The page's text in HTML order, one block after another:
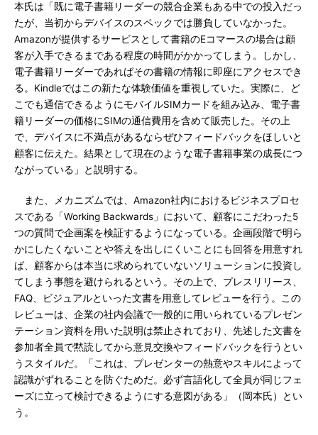
本氏は「既に電子書籍リーダーの競合企業もある中での投入だっ
たが、当初からデバイスのスペックでは勝負していなかった。
Amazonが提供するサービスとして書籍のEコマースの場合は顧
客が入手できるまである程度の時間がかかってしまう。しかし、
電子書籍リーダーであればその書籍の情報に即座にアクセスでき
る。Kindleではこの新たな体験価値を重視していた。実際に、ど
こでも通信できるようにモバイルSIMカードを組み込み、電子書
籍リーダーの価格にSIMの通信費用を含めて販売した。その上
で、デバイスに不満点があるならぜひフィードバックをほしいと
顧客に伝えた。結果として現在のような電子書籍事業の成長につ
ながっている」と説明する。
また、メカニズムでは、Amazon社内におけるビジネスプロセ
スである「Working Backwards」において、顧客にこだわった5
つの質問で企画案を検証するようになっている。企画段階で明ら
かにしたくないことや答えを出しにくいことにも回答を用意すれ
ば、顧客からは本当に求められていないソリューションに投資し
てしまう事態を避けられるという。その上で、プレスリリース、
FAQ、ビジュアルといった文書を用意してレビューを行う。この
レビューは、企業の社内会議で一般的に用いられているプレゼン
テーション資料を用いた説明は禁止されており、先述した文書を
参加者全員で黙読してから意見交換やフィードバックを行うとい
うスタイルだ。「これは、プレゼンターの熱意やスキルによって
認識がずれることを防ぐためだ。必ず言語化して全員が同じフェ
ーズに立って検討できるようにする意図がある」（岡本氏）とい
う。